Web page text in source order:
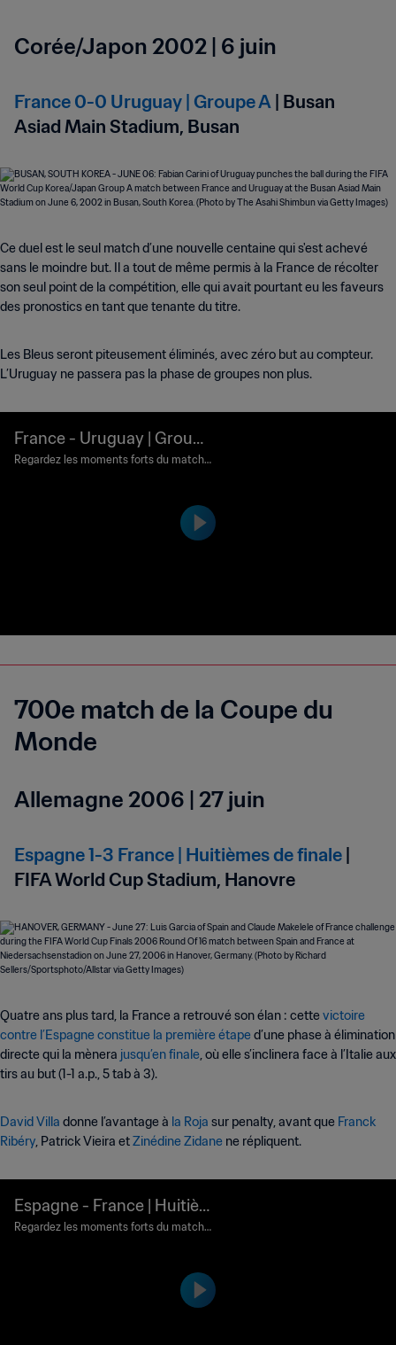
Corée/Japon 2002 | 6 juin
France 0-0 Uruguay | Groupe A| Busan
Asiad Main Stadium, Busan
Ce duel est le seul match d’une nouvelle centaine qui s'est achevé
sans le moindre but. Il a tout de même permis à la France de récolter
son seul point de la compétition, elle qui avait pourtant eu les faveurs
des pronostics en tant que tenante du titre.
Les Bleus seront piteusement éliminés, avec zéro but au compteur.
L’Uruguay ne passera pas la phase de groupes non plus.
France - Uruguay | Groupe
A | Coupe du Monde de la
Regardez les moments forts du match F
700e match de la Coupe du
Monde
Allemagne 2006 | 27 juin
Espagne 1-3 France | Huitièmes de finale|
FIFA World Cup Stadium, Hanovre
Quatre ans plus tard, la France a retrouvé son élan : cettevictoire
contre l’Espagne constitue la première étaped’une phase à élimination
directe qui la mènera jusqu’en finale, où elle s’inclinera face à l’Italie aux
tirs au but (1-1 a.p., 5 tab à 3).
David Villa donne l’avantage à la Roja sur penalty, avant que Franck
Ribéry, Patrick Vieira etZinédine Zidane ne répliquent.
Espagne - France | Huitiè
mes de finale | Coupe du M
Regardez les moments forts du match